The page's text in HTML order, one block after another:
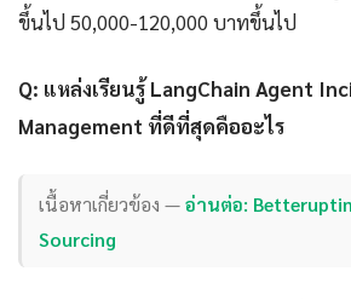
ขึ้นไป 50,000-120,000 บาทขึ้นไป
Q: แหล่งเรียนรู้ LangChain Agent
Management ที่ดีที่สุดคืออะไร
เนื้อหาเกี่ยวข้อง —อ่านต่อ:
Sourcing